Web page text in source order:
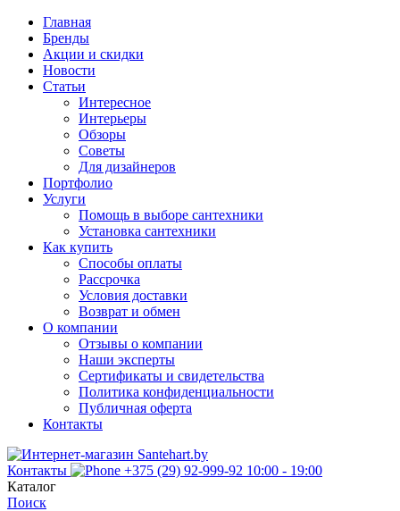
Главная
Бренды
Акции и скидки
Новости
Статьи
Интересное
Интерьеры
Обзоры
Советы
Для дизайнеров
Портфолио
Услуги
Помощь в выборе сантехники
Установка сантехники
Как купить
Способы оплаты
Рассрочка
Условия доставки
Возврат и обмен
О компании
Отзывы о компании
Наши эксперты
Сертификаты и свидетельства
Политика конфиденциальности
Публичная оферта
Контакты
Контакты +375 (29) 92-999-92 10:00 - 19:00
Каталог
Поиск